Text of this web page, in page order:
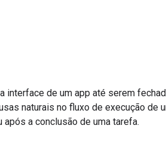
interface de um app até serem
naturais no fluxo de execução de
a conclusão de uma tarefa.